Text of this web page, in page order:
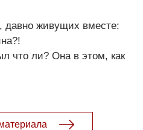
давно живущих вместе:
что ли? Она в этом, как